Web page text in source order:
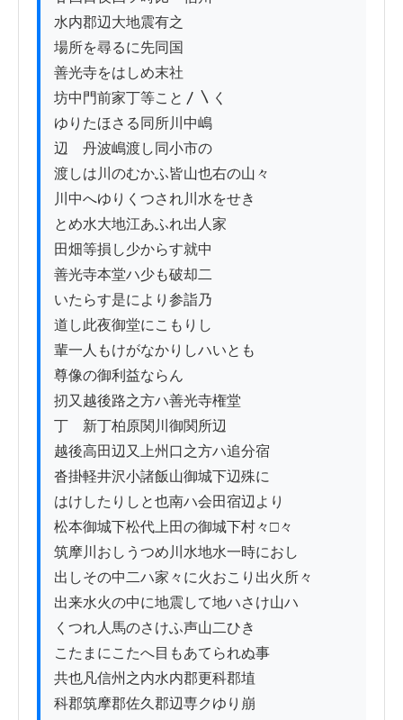
水内郡辺大地震有之
場所を尋るに先同国
善光寺をはしめ末社
坊中門前家丁等こと〳〵く
ゆりたほさる同所川中嶋
辺ゟ丹波嶋渡し同小市の
渡しは川のむかふ皆山也右の山々
川中へゆりくつされ川水をせき
とめ水大地江あふれ出人家
田畑等損し少からす就中
善光寺本堂ハ少も破却二
いたらす是により参詣乃
道し此夜御堂にこもりし
輩一人もけがなかりしハいとも
尊像の御利益ならん
扨又越後路之方ハ善光寺権堂
丁ゟ新丁柏原関川御関所辺
越後高田辺又上州口之方ハ追分宿
沓掛軽井沢小諸飯山御城下辺殊に
はけしたりしと也南ハ会田宿辺より
松本御城下松代上田の御城下村々□々
筑摩川おしうつめ川水地水一時におし
出しその中二ハ家々に火おこり出火所々
出来水火の中に地震して地ハさけ山ハ
くつれ人馬のさけふ声山二ひき
こたまにこたへ目もあてられぬ事
共也凡信州之内水内郡更科郡埴
科郡筑摩郡佐久郡辺専クゆり崩